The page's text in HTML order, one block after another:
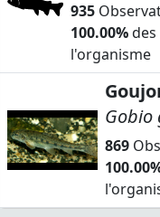
935
100.00%
l'organisme
Gobio
869